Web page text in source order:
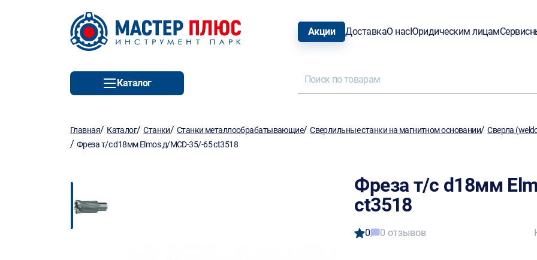
Акции ДоставкаО насЮридическим лицам
Каталог
Главная/ Каталог/Станки/ Станки металлообрабатывающие/Сверлильные станки на магнитном основании/Сверла
/ Фреза т/с d18мм Elmos д/MCD-35/-65 ct3518
Фреза т/с d18мм
ct3518
0 0 отзывов